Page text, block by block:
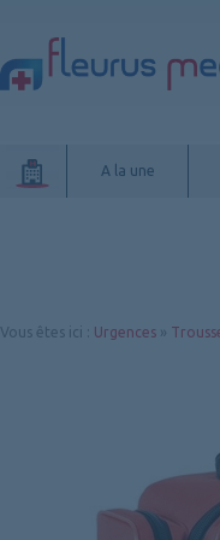
A la une
Vous êtes ici Urgences »